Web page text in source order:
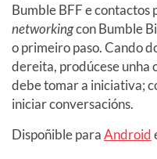
Bumble BFF e contactos
networkingcon Bumble
o primeiro paso. Cando
dereita, prodúcese unha
debe tomar a iniciativa;
iniciar conversacións.
Dispoñible paraAndroid